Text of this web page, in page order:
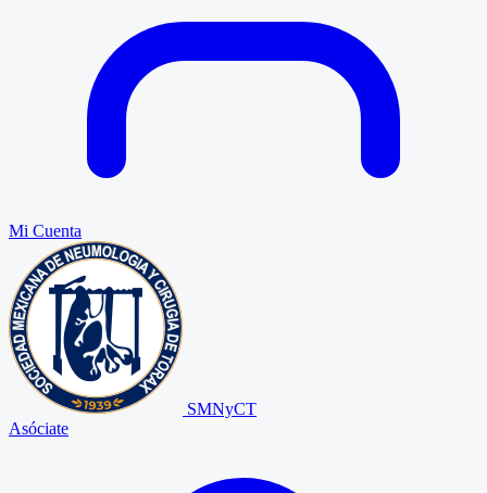
Mi Cuenta
SMNyCT
Asóciate